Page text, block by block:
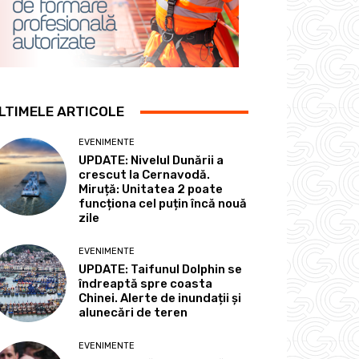
ARTICOLE
EVENIMENTE
UPDATE: Nivelul Dunării a
crescut la Cernavodă.
Miruță: Unitatea 2 poate
funcționa cel puțin încă nouă
zile
EVENIMENTE
UPDATE: Taifunul Dolphin se
îndreaptă spre coasta
Chinei. Alerte de inundații și
alunecări de teren
EVENIMENTE